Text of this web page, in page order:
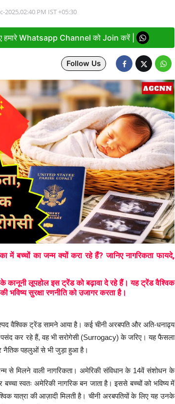
2025,02:40 PM IST +05:30
हमारे Whatsapp Channel को Join करें |
Follow Us
में बच्चों का जन्म क्यों करा रहे हैं? जानिए नागरिकता फायदे,
कानूनी लूपहोल इस ट्रेंड को बढ़ावा दे रहे हैं। यह ट्रेंड वैश्विक
भविष्य सुरक्षा रणनीति को उजागर करता है।
वैश्विक ट्रेंड सामने आया है। कई चीनी अरबपति और अति-धनाढ्य
पसंद कर रहे हैं, वह भी सरोगेसी (Surrogacy) के जरिए। यह फैसला
नैतिक पहलुओं से भी जुड़ा हुआ है।
से मिलने वाली नागरिकता। अमेरिकी संविधान के 14वें संशोधन के
स्वतः अमेरिकी नागरिक बन जाता है। इससे बच्चों को भविष्य में
यात्रा की आज़ादी मिलती है। चीनी अरबपतियों के लिए यह उनके